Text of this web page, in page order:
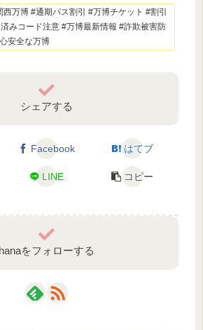
万博 #通期パス割引 #万博チケット #割引
みコード注意 #万博最新情報 #詐欺被害防
安全な万博
シェアする
Facebook はてブ
LINE コピー
hanaをフォローする